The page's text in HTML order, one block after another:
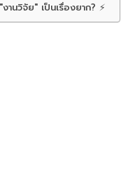
านวิจัย" เป็นเรื่องยาก? ⚡